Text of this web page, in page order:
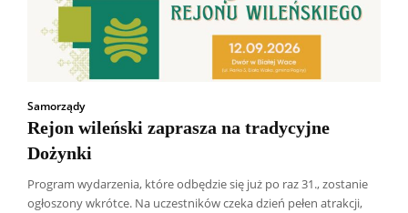
Samorządy
Rejon wileński zaprasza na tradycyjne
Dożynki
Program wydarzenia, które odbędzie się już po raz 31., zostanie
ogłoszony wkrótce. Na uczestników czeka dzień pełen atrakcji,